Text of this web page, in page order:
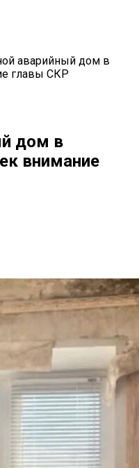
аварийный дом в
главы СКР
дом в
внимание